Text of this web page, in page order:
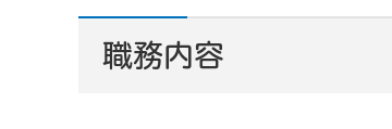
職務内容